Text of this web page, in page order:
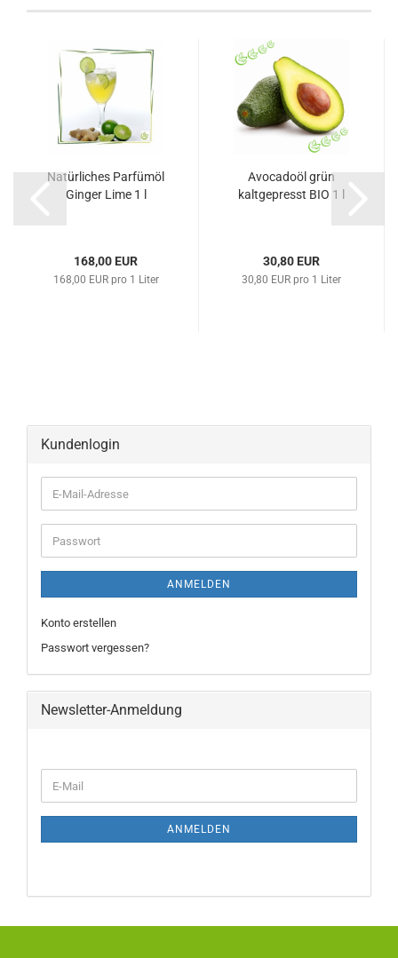
Natürliches Parfümöl
Ginger Lime 1 l
168,00 EUR
168,00 EUR pro 1 Liter
Avocadoöl grün
kaltgepresst BIO 1 l
30,80 EUR
30,80 EUR pro 1 Liter
Kundenlogin
ANMELDEN
Konto erstellen
Passwort vergessen?
Newsletter-Anmeldung
ANMELDEN